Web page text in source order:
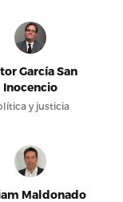
García San
Inocencio
y justicia
Maldonado